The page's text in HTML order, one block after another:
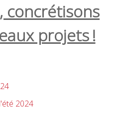
concrétisons
projets !
2024